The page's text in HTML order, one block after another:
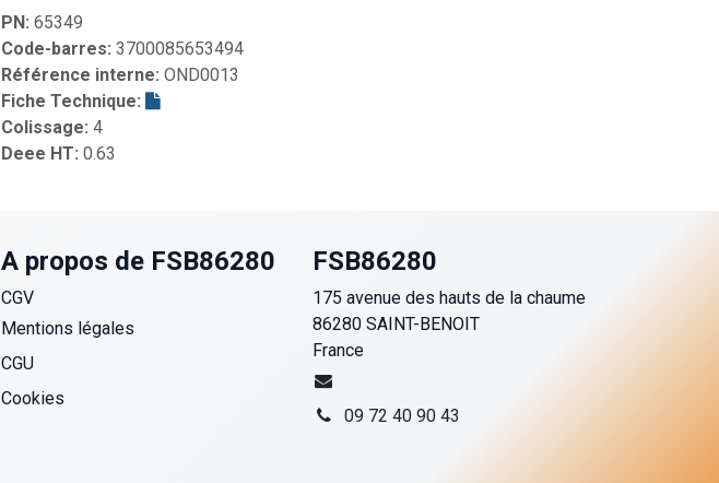
PN: 65349
Code-barres: 3700085653494
Référence interne: OND0013
Fiche Technique:
Colissage: 4
Deee HT: 0.63
A propos de FSB86280
CGV
Mentions légales
CGU
Cookies
FSB86280
175 avenue des hauts de la chaume
86280 SAINT-BENOIT
France
09 72 40 90 43